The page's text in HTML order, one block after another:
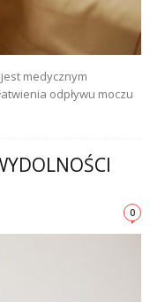
medycznym
odpływu moczu
0